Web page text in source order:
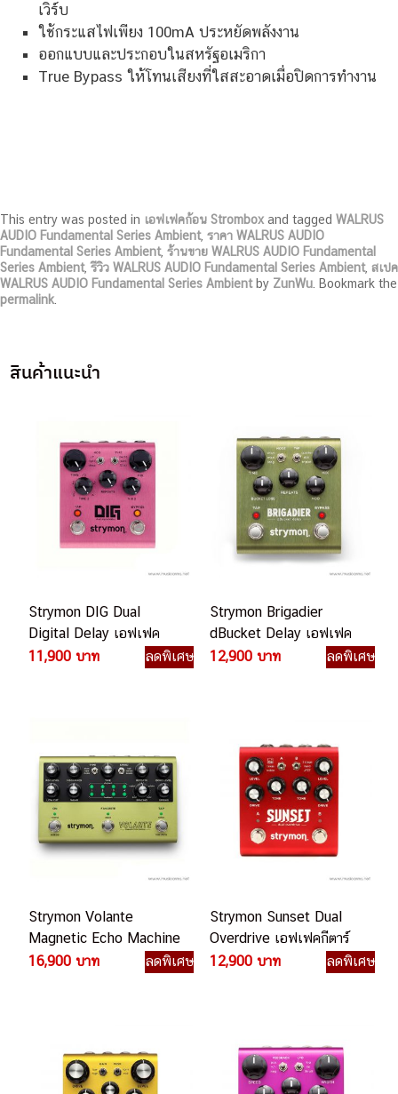
เวิร์บ
ใช้กระแสไฟเพียง 100mA ประหยัดพลังงาน
ออกแบบและประกอบในสหรัฐอเมริกา
True Bypass ให้โทนเสียงที่ใสสะอาดเมื่อปิดการทำงาน
This entry was posted in เอฟเฟคก้อน Strombox and tagged WALRUS
AUDIO Fundamental Series Ambient, ราคา WALRUS AUDIO
Fundamental Series Ambient, ร้านขาย WALRUS AUDIO Fundamental
Series Ambient,รีวิว WALRUS AUDIO Fundamental Series Ambient, สเปค
WALRUS AUDIO Fundamental Series Ambientby ZunWu . Bookmark the
permalink
สินค้าแนะนำ
Strymon DIG Dual
Digital Delay เอฟเฟค
กีตาร์ไฟฟ้า
11,900 บาท ลดพิเศษ
Strymon Brigadier
dBucket Delay เอฟเฟค
กีตาร์ไฟฟ้า
12,900 บาท ลดพิเศษ
Strymon Volante
Magnetic Echo Machine
เอฟเฟคกีตาร์ไฟฟ้า
16,900 บาท ลดพิเศษ
Strymon Sunset Dual
Overdrive เอฟเฟคกีตาร์
ไฟฟ้า
12,900 บาท ลดพิเศษ